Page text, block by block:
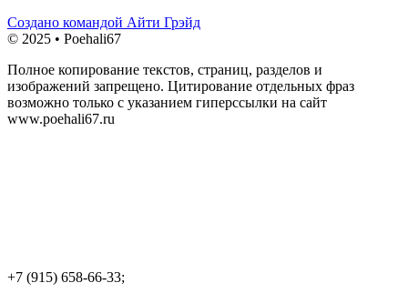
Создано командой Айти Грэйд
© 2025 • Poehali67
Полное копирование текстов, страниц, разделов и
изображений запрещено. Цитирование отдельных фраз
возможно только с указанием гиперссылки на сайт
www.poehali67.ru
+7 (915) 658-66-33;